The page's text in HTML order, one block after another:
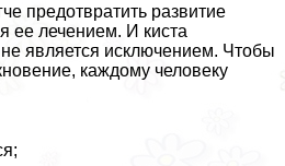
предотвратить развитие
ее лечением. И киста
является исключением. Чтобы
каждому человеку